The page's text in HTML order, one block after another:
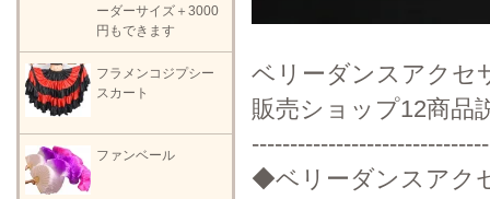
ベリーダンスアクセ
販売ショップ12商品
◆ベリーダンスアク
ーダーサイズ＋3000
円もできます
フラメンコジプシー
スカート
ファンベール